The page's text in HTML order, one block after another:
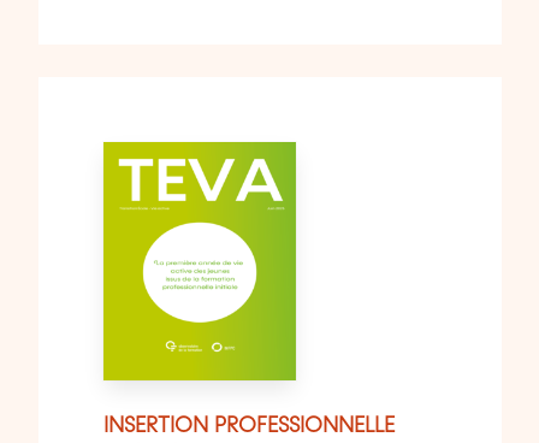
INSERTION PROFESSIONNELLE